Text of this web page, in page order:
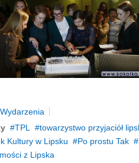
Wydarzenia
TPL towarzystwo przyjaciół
Kultury w Lipsku
Po prostu Tak
z Lipska